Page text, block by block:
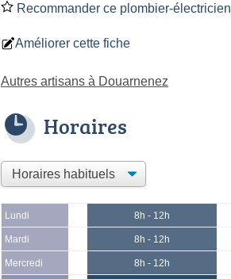
Recommander ce plombier-électricien
Améliorer cette fiche
Autres artisans à Douarnenez
Horaires
Lundi 8h - 12h
Mardi 8h - 12h
Mercredi 8h - 12h